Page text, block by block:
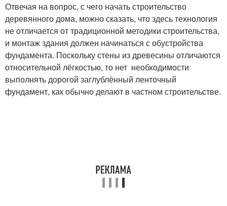
Отвечая на вопрос, с чего начать строительство
деревянного дома, можно сказать, что здесь технология
не отличается от традиционной методики строительства,
и монтаж здания должен начинаться с обустройства
фундамента. Поскольку стены из древесины отличаются
относительной лёгкостью, то нет необходимости
выполнять дорогой заглублённый ленточный
фундамент, как обычно делают в частном строительстве.